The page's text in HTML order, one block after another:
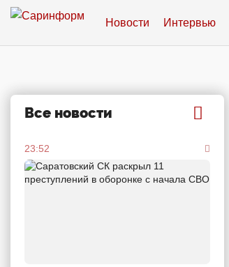
Новости Интервью
Все новости
23:52